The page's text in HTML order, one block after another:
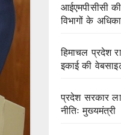
आईएमपीसीसी
विभागों के
हिमाचल प्रदेश
इकाई की
प्रदेश सरकार
नीतिः मुख्यमंत्री